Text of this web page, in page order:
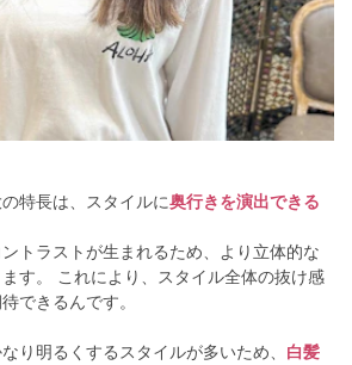
特長は、スタイルに奥行きを演出できる
トラストが生まれるため、より立体的な
す。 これにより、スタイル全体の抜け感
できるんです。
り明るくするスタイルが多いため、 白髪